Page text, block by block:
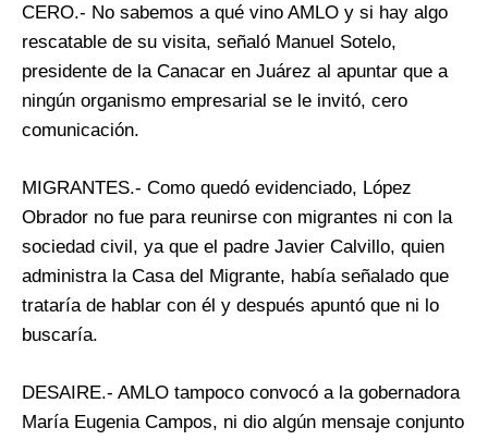
CERO.- No sabemos a qué vino AMLO y si hay algo
rescatable de su visita, señaló Manuel Sotelo,
presidente de la Canacar en Juárez al apuntar que a
ningún organismo empresarial se le invitó, cero
comunicación.
MIGRANTES.- Como quedó evidenciado, López
Obrador no fue para reunirse con migrantes ni con la
sociedad civil, ya que el padre Javier Calvillo, quien
administra la Casa del Migrante, había señalado que
trataría de hablar con él y después apuntó que ni lo
buscaría.
DESAIRE.- AMLO tampoco convocó a la gobernadora
María Eugenia Campos, ni dio algún mensaje conjunto